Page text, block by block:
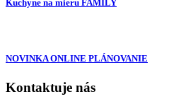
Kuchyne na mieru FAMILY
NOVINKA ONLINE PLÁNOVANIE
Kontaktuje nás